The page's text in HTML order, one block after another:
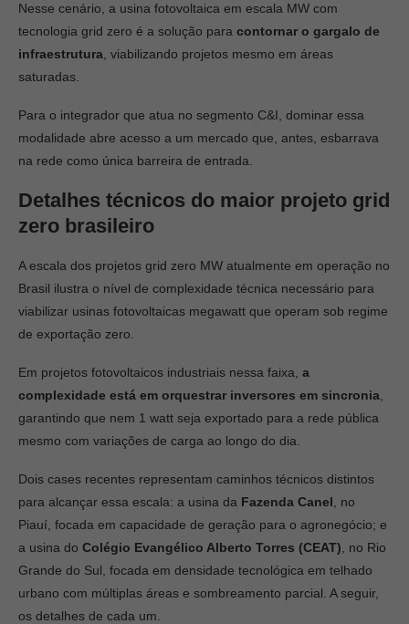
Nesse cenário, a usina fotovoltaica em escala MW com
tecnologia grid zero é a solução para contornar o gargalo de
infraestrutura , viabilizando projetos mesmo em áreas
saturadas.
Para o integrador que atua no segmento C&I, dominar essa
modalidade abre acesso a um mercado que, antes, esbarrava
na rede como única barreira de entrada.
Detalhes técnicos do maior projeto grid
zero brasileiro
A escala dos projetos grid zero MW atualmente em operação no
Brasil ilustra o nível de complexidade técnica necessário para
viabilizar usinas fotovoltaicas megawatt que operam sob regime
de exportação zero.
Em projetos fotovoltaicos industriais nessa faixa, a
complexidade está em orquestrar inversores em sincronia
garantindo que nem 1 watt seja exportado para a rede pública
mesmo com variações de carga ao longo do dia.
Dois cases recentes representam caminhos técnicos distintos
para alcançar essa escala: a usina da Fazenda Canel , no
Piauí, focada em capacidade de geração para o agronegócio; e
a usina do Colégio Evangélico Alberto Torres (CEAT) , no Rio
Grande do Sul, focada em densidade tecnológica em telhado
urbano com múltiplas áreas e sombreamento parcial. A seguir,
os detalhes de cada um.